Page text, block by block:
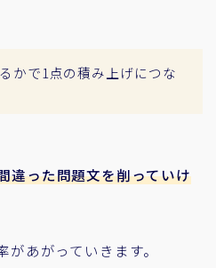
かで1点の積み上げにつな
違った問題文を削っていけ
あがっていきます。